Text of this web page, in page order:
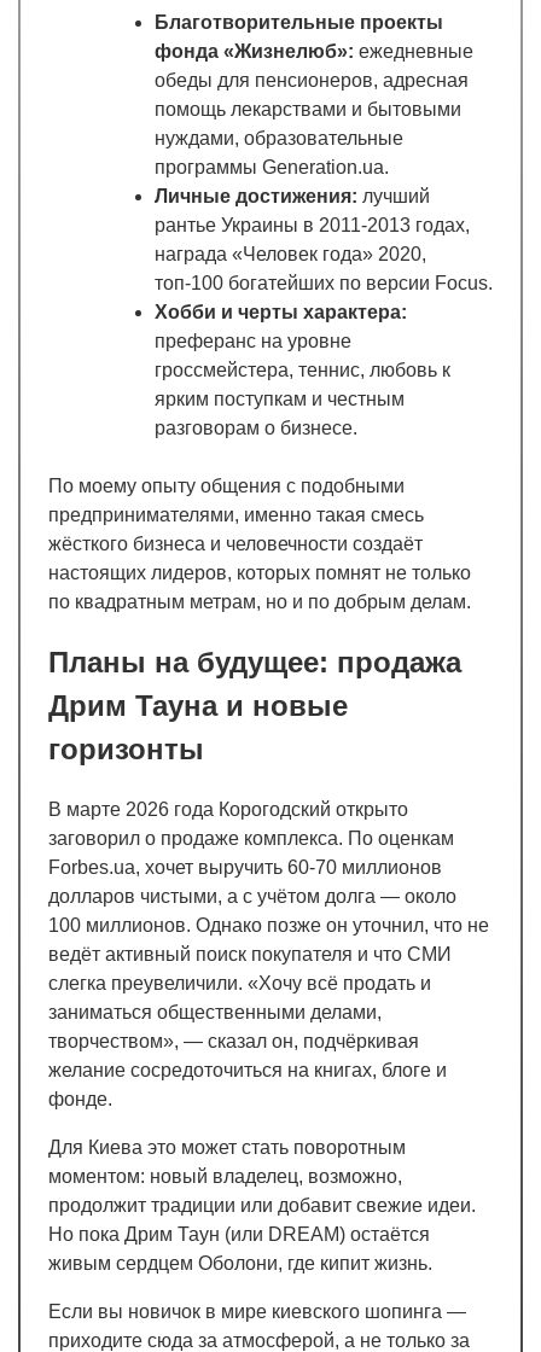
Благотворительные проекты
фонда «Жизнелюб»: ежедневные
обеды для пенсионеров, адресная
помощь лекарствами и бытовыми
нуждами, образовательные
программы Generation.ua.
Личные достижения: лучший
рантье Украины в 2011-2013 годах,
награда «Человек года» 2020,
топ-100 богатейших по версии Focus.
Хобби и черты характера:
преферанс на уровне
гроссмейстера, теннис, любовь к
ярким поступкам и честным
разговорам о бизнесе.
По моему опыту общения с подобными
предпринимателями, именно такая смесь
жёсткого бизнеса и человечности создаёт
настоящих лидеров, которых помнят не только
по квадратным метрам, но и по добрым делам.
Планы на будущее: продажа
Дрим Тауна и новые
горизонты
В марте 2026 года Корогодский открыто
заговорил о продаже комплекса. По оценкам
Forbes.ua, хочет выручить 60-70 миллионов
долларов чистыми, а с учётом долга — около
100 миллионов. Однако позже он уточнил, что не
ведёт активный поиск покупателя и что СМИ
слегка преувеличили. «Хочу всё продать и
заниматься общественными делами,
творчеством», — сказал он, подчёркивая
желание сосредоточиться на книгах, блоге и
фонде.
Для Киева это может стать поворотным
моментом: новый владелец, возможно,
продолжит традиции или добавит свежие идеи.
Но пока Дрим Таун (или DREAM) остаётся
живым сердцем Оболони, где кипит жизнь.
Если вы новичок в мире киевского шопинга —
приходите сюда за атмосферой, а не только за